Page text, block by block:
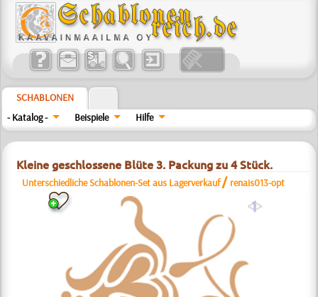
SCHABLONEN
- Katalog -
Beispiele Hilfe
Kleine geschlossene Blüte 3. Packung zu 4 Stück.
Unterschiedliche Schablonen-Set aus Lagerverkauf / renais013-opt
a